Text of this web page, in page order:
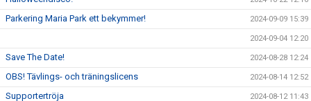
Parkering Maria Park ett bekymmer! 2024-09-09 15:39
2024-09-04 12:20
Save The Date! 2024-08-28 12:24
OBS! Tävlings- och träningslicens 2024-08-14 12:52
Supportertröja 2024-08-12 11:43